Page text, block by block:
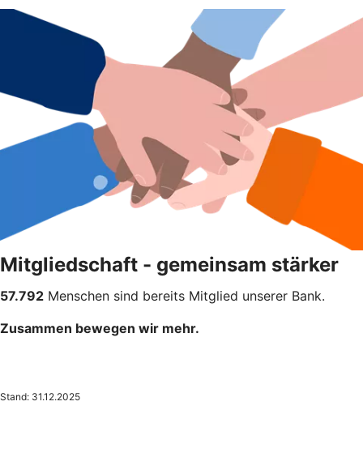
Mitgliedschaft - gemeinsam stärker
57.792 Menschen sind bereits Mitglied unserer Bank.
Zusammen bewegen wir mehr.
Stand: 31.12.2025